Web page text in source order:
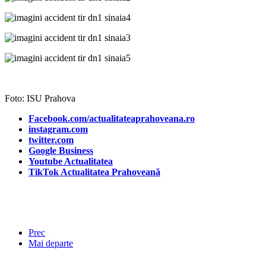
Foto: ISU Prahova
Facebook.com/actualitateaprahoveana.ro
instagram.com
twitter.com
Google Business
Youtube Actualitatea
TikTok Actualitatea Prahoveană
Prec
Mai departe